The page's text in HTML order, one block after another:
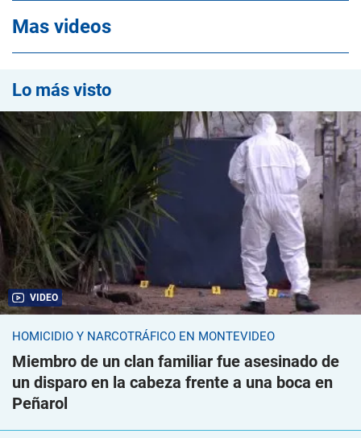
Mas videos
Lo más visto
VIDEO
HOMICIDIO Y NARCOTRÁFICO EN MONTEVIDEO
Miembro de un clan familiar fue asesinado de
un disparo en la cabeza frente a una boca en
Peñarol